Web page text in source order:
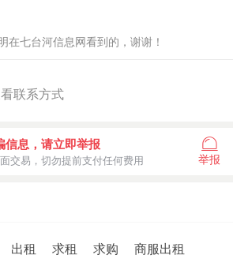
在七台河信息网看到的，谢谢！
联系方式
信息，请立即举报
交易，切勿提前支付任何费用 举报
出租 求租 求购
商服出租